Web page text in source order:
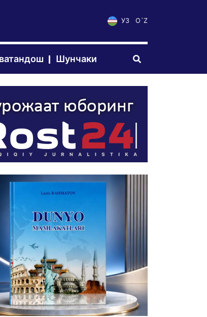
УЗ O`Z
Шунчаки